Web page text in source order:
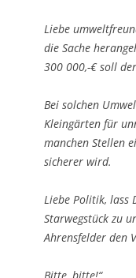
Liebe
die Sache
300 000,-€ soll
Bei solchen
Kleingärten für
manchen Stellen
sicherer wird.
Liebe Politik, lass
Starwegstück zu
Ahrensfelder den